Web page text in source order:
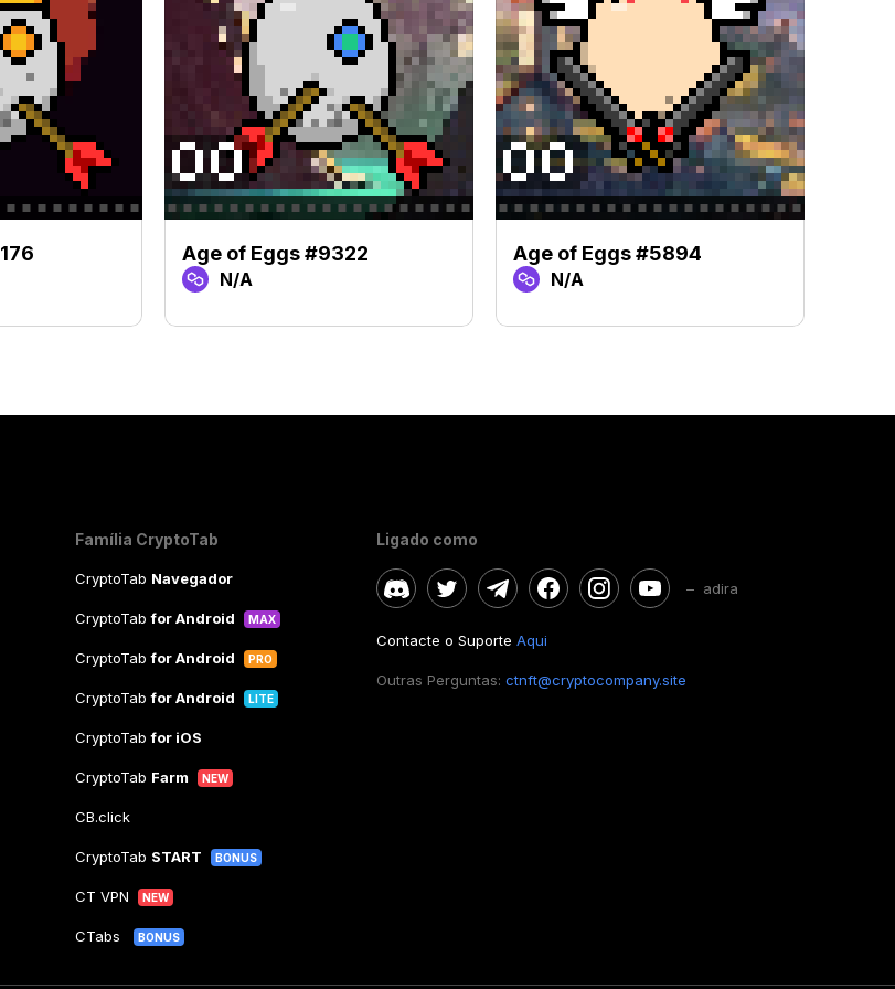
Age of Eggs #9322
N/A
Age of Eggs #5894
N/A
Família CryptoTab
CryptoTab Navegador
CryptoTabfor Android MAX
CryptoTabfor Android PRO
CryptoTabfor Android LITE
CryptoTabfor iOS
CryptoTab Farm NEW
CB.click
CryptoTab START BONUS
CT VPN NEW
CTabs BONUS
Ligado como
– adira
Contacte o Suporte Aqui
Outras Perguntas: ctnft@cryptocompany.site